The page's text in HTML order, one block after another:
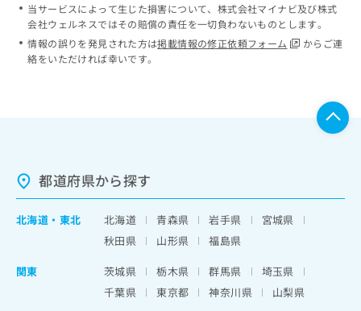
当サービスによって生じた損害について、株式会社マイナビ及び株式
会社ウェルネスではその賠償の責任を一切負わないものとします。
情報の誤りを発見された方は掲載情報の修正依頼フォーム
からご連
絡をいただければ幸いです。
都道府県から探す
北海道 ・ 東北 北海道 青森県 岩手県
宮城県
秋田県
山形県
福島県
関東
茨城県 栃木県 群馬県
埼玉県
千葉県
東京都 神奈川県
山梨県